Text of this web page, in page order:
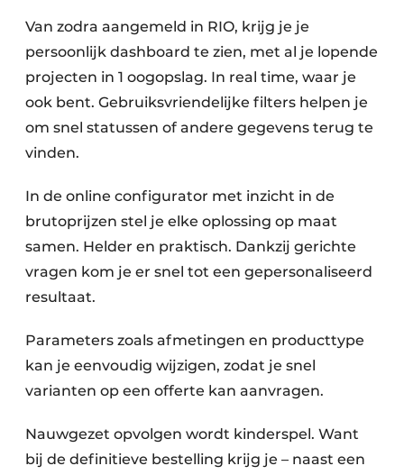
Van zodra aangemeld in RIO, krijg je je
persoonlijk dashboard te zien, met al je lopende
projecten in 1 oogopslag. In real time, waar je
ook bent. Gebruiksvriendelijke filters helpen je
om snel statussen of andere gegevens terug te
vinden.
In de online configurator met inzicht in de
brutoprijzen stel je elke oplossing op maat
samen. Helder en praktisch. Dankzij gerichte
vragen kom je er snel tot een gepersonaliseerd
resultaat.
Parameters zoals afmetingen en producttype
kan je eenvoudig wijzigen, zodat je snel
varianten op een offerte kan aanvragen.
Nauwgezet opvolgen wordt kinderspel. Want
bij de definitieve bestelling krijg je – naast een